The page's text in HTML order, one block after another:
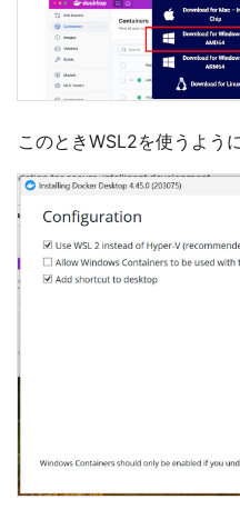
このときWSL2を使うよう